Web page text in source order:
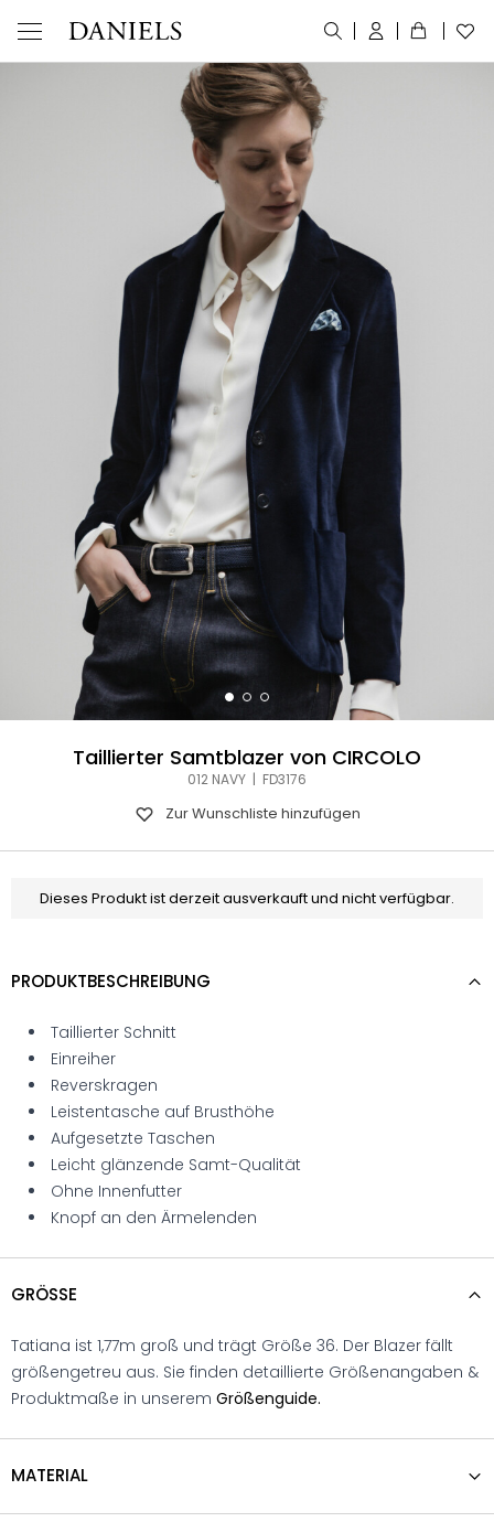
Taillierter Samtblazer von CIRCOLO
012 NAVY | FD3176
Zur Wunschliste hinzufügen
Dieses Produkt ist derzeit ausverkauft und nicht verfügbar.
PRODUKTBESCHREIBUNG
Taillierter Schnitt
Einreiher
Reverskragen
Leistentasche auf Brusthöhe
Aufgesetzte Taschen
Leicht glänzende Samt-Qualität
Ohne Innenfutter
Knopf an den Ärmelenden
GRÖSSE
Tatiana ist 1,77m groß und trägt Größe 36. Der Blazer fällt
größengetreu aus. Sie finden detaillierte Größenangaben &
Produktmaße in unserem Größenguide.
MATERIAL